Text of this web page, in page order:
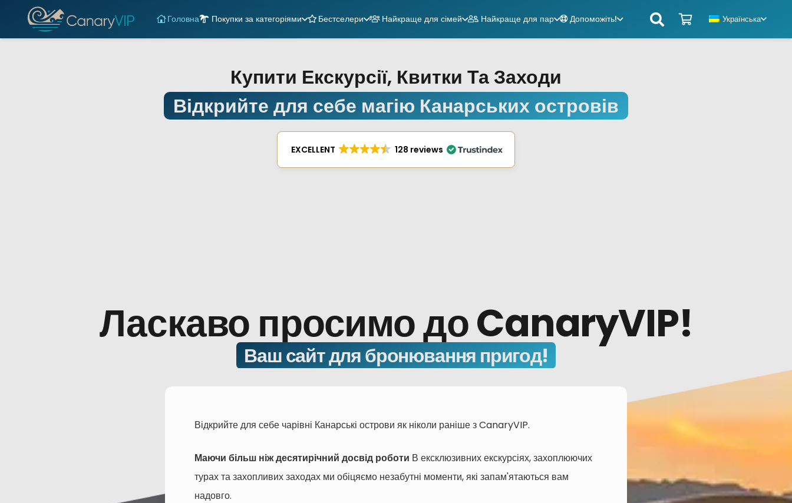
Головна Покупки за категоріями Бестселери Найкраще для сімей Найкраще для пар Допоможіть! Українська
Купити Екскурсії, Квитки Та Заходи
Відкрийте для себе магію Канарських островів
EXCELLENT 128 reviews
Ласкаво просимо до CanaryVIP!
Ваш сайт для бронювання пригод!
Відкрийте для себе чарівні Канарські острови як ніколи раніше з CanaryVIP.
Маючи більш ніж десятирічний досвід роботи В ексклюзивних екскурсіях, захоплюючих
турах та захопливих заходах ми обіцяємо незабутні моменти, які запам'ятаються вам
надовго.